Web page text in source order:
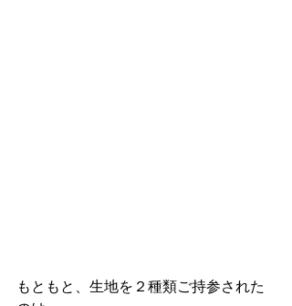
もともと、生地を２種類ご持参された